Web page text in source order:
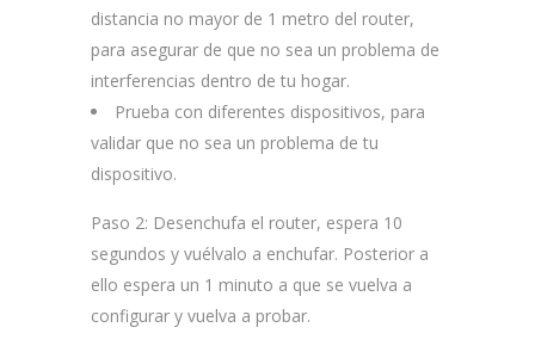
distancia no mayor de 1 metro del router,
para asegurar de que no sea un problema de
interferencias dentro de tu hogar.
Prueba con diferentes dispositivos, para
validar que no sea un problema de tu
dispositivo.
Paso 2: Desenchufa el router, espera 10
segundos y vuélvalo a enchufar. Posterior a
ello espera un 1 minuto a que se vuelva a
configurar y vuelva a probar.